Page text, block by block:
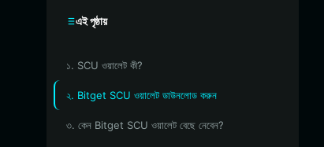
এই পৃষ্ঠায়
১. SCU ওয়ালেট কী?
২. Bitget SCU ওয়ালেট ডাউনলোড করুন
৩. কেন Bitget SCU ওয়ালেট বেছে নেবেন?